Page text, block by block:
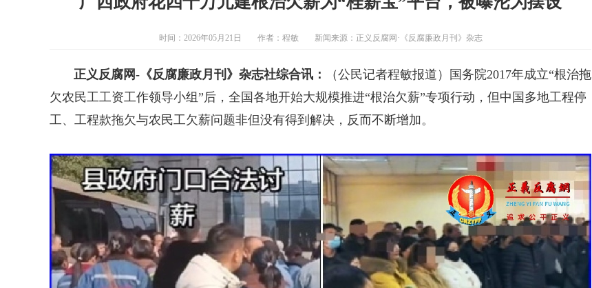
时间：2026年05月21日 作者： 程敏 新闻来源： 正义反腐网·《反腐廉政月刊》杂志
正义反腐网-《反腐廉政月刊》杂志社综合讯： （公民记者程敏报道 ）
国务院2017年成立“根治拖
欠农民工工资工作领导小组”后，全国各地开始大规模推进“根治欠薪”专项行动，但中国多地工程停
工、工程款拖欠与农民工欠薪问题非但没有得到解决，反而不断增加。